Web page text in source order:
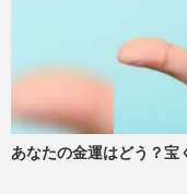
あなたの金運はどう？宝